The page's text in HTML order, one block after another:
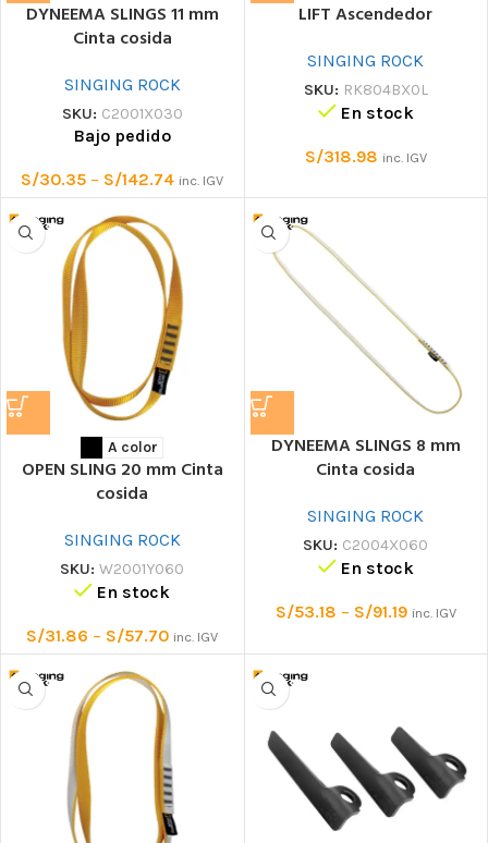
DYNEEMA SLINGS 11 mm
Cinta cosida
SINGING ROCK
SKU: C2001X030
Bajo pedido
S/30.35 – S/142.74 inc. IGV
LIFT Ascendedor
SINGING ROCK
SKU: RK804BX0L
En stock
S/318.98 inc. IGV
A color
OPEN SLING 20 mm Cinta
cosida
SINGING ROCK
SKU:W2001Y060
En stock
S/31.86 – S/57.70 inc. IGV
DYNEEMA SLINGS 8 mm
Cinta cosida
SINGING ROCK
SKU: C2004X060
En stock
S/53.18 – S/91.19 inc. IGV